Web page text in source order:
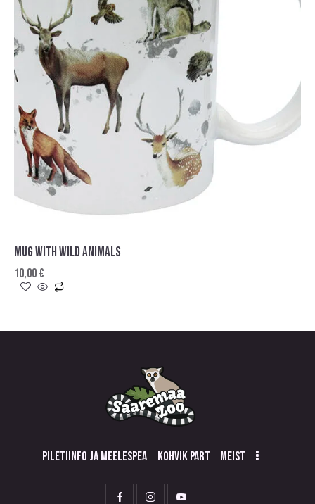
MUG WITH WILD ANIMALS
10,00€
PILETIINFO JA MEELESPEA KOHVIK PART MEIST